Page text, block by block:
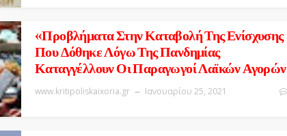
«Προβλήματα Στην Καταβολή Της Ενίσχυσης
Που Δόθηκε Λόγω Της Πανδημίας
Καταγγέλλουν Οι Παραγωγοί Λαϊκών
www.kritipoliskaixoria.gr Ιανουαρίου 25, 2021